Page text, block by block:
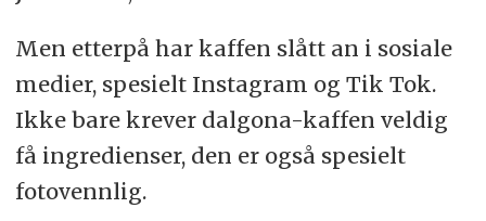
Men etterpå har kaffen slått an i sosiale
medier, spesielt Instagram og Tik Tok.
Ikke bare krever dalgona-kaffen veldig
få ingredienser, den er også spesielt
fotovennlig.